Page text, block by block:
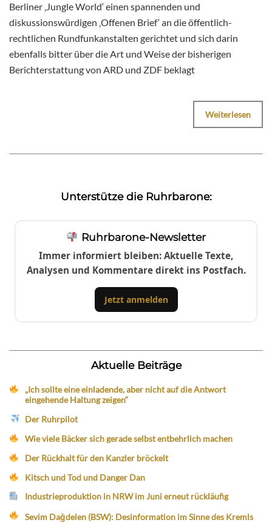
Berliner ‚Jungle World‘ einen spannenden und
diskussionswürdigen ‚Offenen Brief‘ an die öffentlich-
rechtlichen Rundfunkanstalten gerichtet und sich darin
ebenfalls bitter über die Art und Weise der bisherigen
Berichterstattung von ARD und ZDF beklagt
Weiterlesen
Unterstütze die Ruhrbarone:
Ruhrbarone-Newsletter
Immer informiert bleiben: Aktuelle Texte,
Analysen und Kommentare direkt ins Postfach.
Jetzt anmelden
Aktuelle Beiträge
„Ich sollte eine einladende, aber nicht auf die Antwort
eingehende Haltung zeigen“
Der Ruhrpilot
Wie viele Bäcker sich gerade selbst entbehrlich machen
Der Rückhalt für den Kanzler bröckelt
Kitsch und Tod und Danger Dan
Industrieproduktion in NRW im Juni erneut rückläufig
Sevim Dağdelen (BSW): Desinformation im Sinne des Kremls